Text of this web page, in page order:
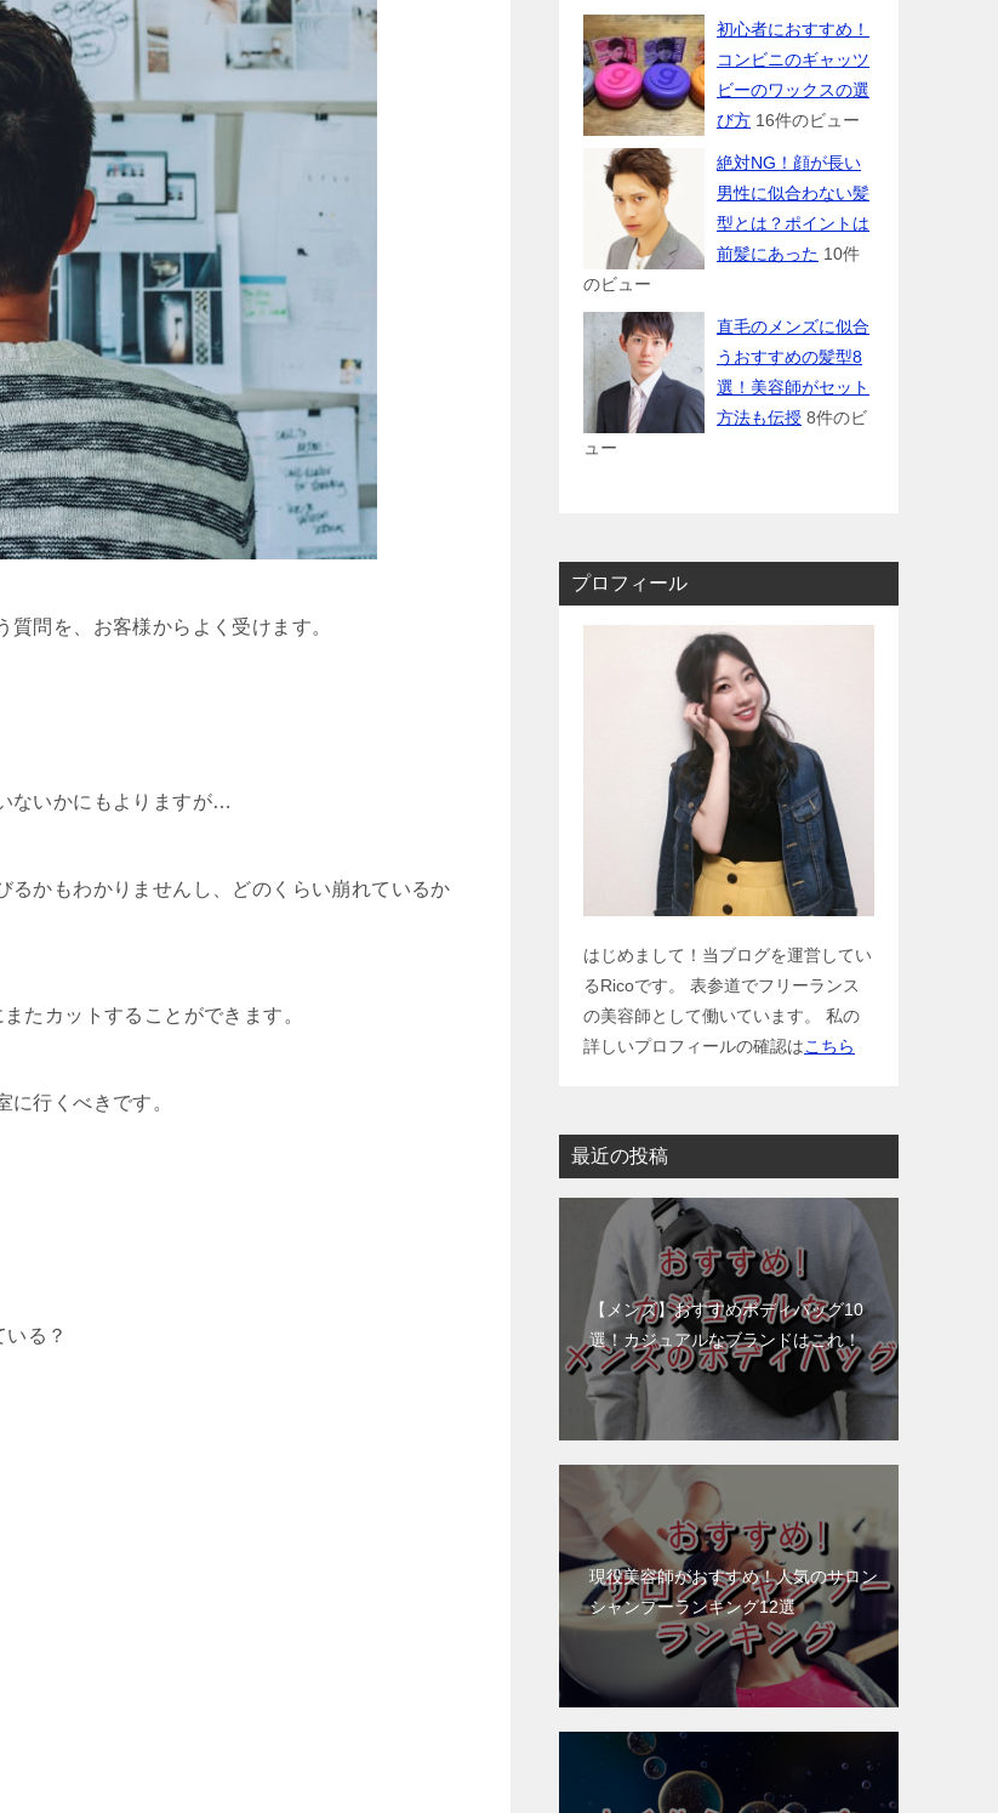
問を、お客様からよく受けます。
ないかにもよりますが…
かもわかりませんし、どのくらい崩れているか
たカットすることができます。
行くべきです。
る？
初心者におすすめ！
コンビニのギャッツ
ビーのワックスの選
び方 16件のビュー
絶対NG！顔が長い
男性に似合わない髪
型とは？ポイントは
前髪にあった 10件
のビュー
直毛のメンズに似合
うおすすめの髪型8
選！美容師がセット
方法も伝授 8件のビ
ュー
プロフィール
はじめまして！当ブログを運営してい
るRicoです。 表参道でフリーランス
の美容師として働いています。 私の
詳しいプロフィールの確認はこちら
最近の投稿
【メンズ】おすすめボディバッグ10
選！カジュアルなブランドはこれ！
現役美容師がおすすめ！人気のサロン
シャンプーランキング12選